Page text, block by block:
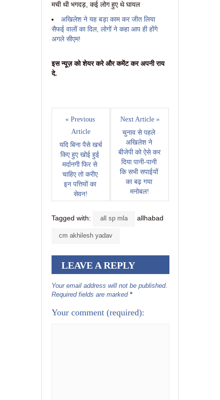
मची थी भगदड़, कई लोग हुए थे घायल
अखिलेश ने यह बड़ा काम कर जीत लिया
सैफई वालों का दिल, लोगों ने कहा आप ही होंगे
अगले सीएम!
इस न्यूज़ को शेयर करे और कमेंट कर अपनी राय
दे.
« Previous
Article
यदि बिना पैसे खर्च
किए हुए खोई हुई
मर्दानगी फिर से
चाहिए तो करीए
इन पत्तियों का
सेवन!
Next Article »
चुनाव से पहले
अखिलेश ने
बीजेपी को ऐसे कर
दिया पानी-पानी
कि सभी सपाईयों
का बढ़ गया
मनोबल!
Tagged with: all sp mla allhabad
cm akhilesh yadav
LEAVE A REPLY
Your email address will not be published.
Required fields are marked *
Your comment (required):